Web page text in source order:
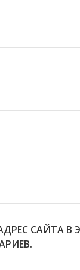
САЙТА В